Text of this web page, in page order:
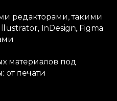
редакторами,​ такими
InDesign, Figma
материалов под
от печати